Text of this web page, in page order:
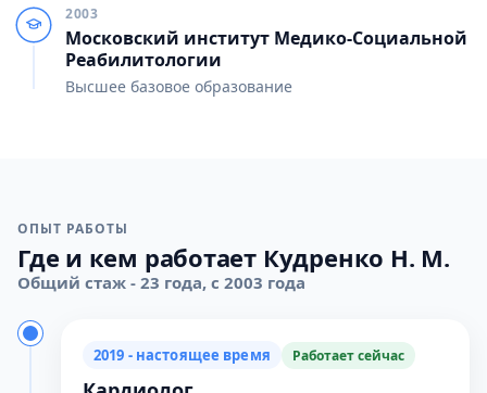
2003
Московский институт Медико-Социальной
Реабилитологии
Высшее базовое образование
ОПЫТ РАБОТЫ
Где и кем работает Кудренко Н. М.
Общий стаж - 23 года, с 2003 года
2019 - настоящее время Работает сейчас